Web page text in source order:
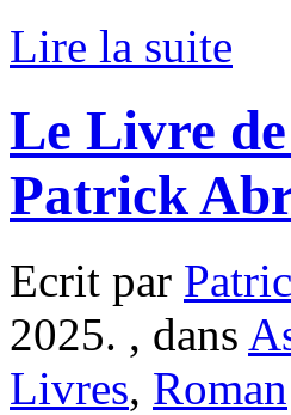
Lire la suite
Le Livre
Patrick
Ecrit par
2025. , dans
Livres, Roman